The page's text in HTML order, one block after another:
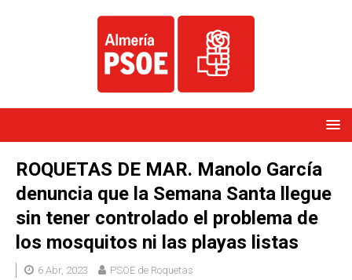
ROQUETAS DE MAR. Manolo García
denuncia que la Semana Santa llegue
sin tener controlado el problema de
los mosquitos ni las playas listas
6 Abr, 2023 PSOE de Roquetas